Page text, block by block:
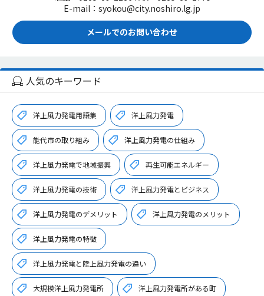
E-mail：syokou@city.noshiro.lg.jp
メールでのお問い合わせ
人気のキーワード
洋上風力発電用語集 洋上風力発電
能代市の取り組み 洋上風力発電の仕組み
洋上風力発電で地域振興 再生可能エネルギー
洋上風力発電の技術 洋上風力発電とビジネス
洋上風力発電のデメリット 洋上風力発電のメリット
洋上風力発電の特徴
洋上風力発電と陸上風力発電の違い
大規模洋上風力発電所 洋上風力発電所がある町